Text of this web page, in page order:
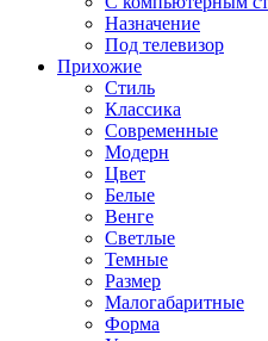
Назначение
Под телевизор
Прихожие
Стиль
Классика
Современные
Модерн
Цвет
Белые
Венге
Светлые
Темные
Размер
Малогабаритные
Форма